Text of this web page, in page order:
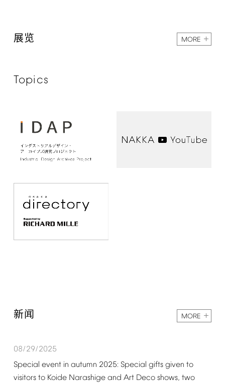
展览 MORE
Topics
新闻 MORE
08/29/2025
Special event in autumn 2025: Special gifts given to
visitors to Koide Narashige and Art Deco shows, two